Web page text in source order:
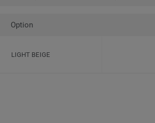
Option
LIGHT BEIGE